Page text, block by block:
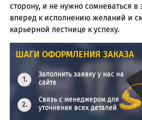
сторону, и не нужно сомневаться в
вперед к исполнению желаний и
карьерной лестнице к успеху.
ШАГИ ОФОРМЛЕНИЯ ЗАКАЗА
Заполнить заявку у нас на
сайте
Связь с менеджером для
уточнения всех деталей